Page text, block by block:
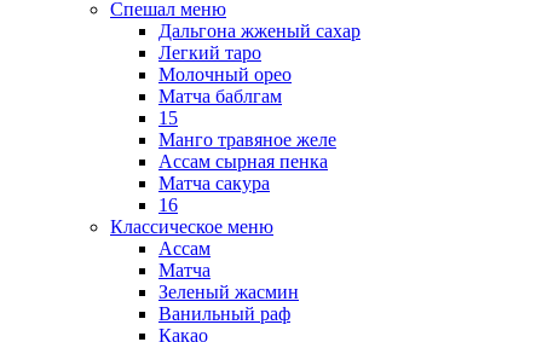
Спешал меню
Дальгона жженый сахар
Легкий таро
Молочный орео
Матча баблгам
15
Манго травяное желе
Ассам сырная пенка
Матча сакура
16
Классическое меню
Ассам
Матча
Зеленый жасмин
Ванильный раф
Какао